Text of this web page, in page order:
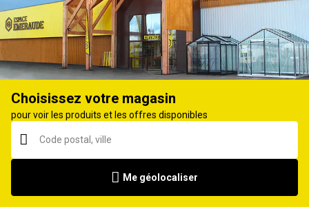
Choisissez votre magasin
pour voir les produits et les offres disponibles
Me géolocaliser